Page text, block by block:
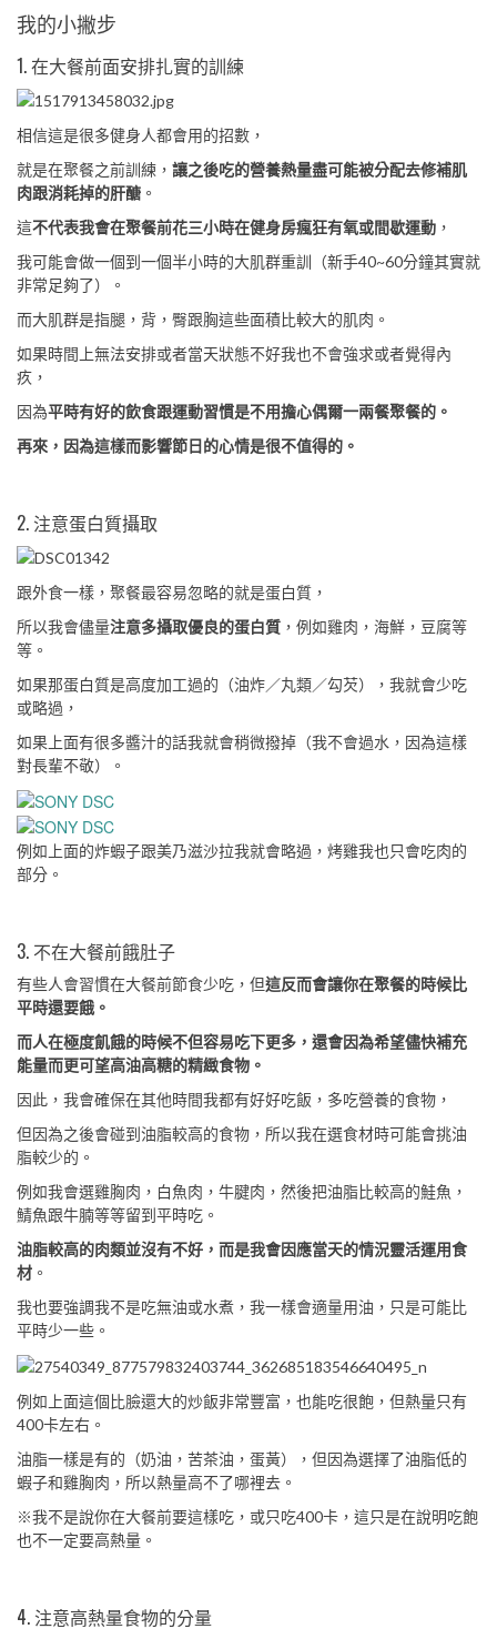
我的小撇步
1. 在大餐前面安排扎實的訓練
相信這是很多健身人都會用的招數，
就是在聚餐之前訓練， 讓之後吃的營養熱量盡可能被分配去修補肌
肉跟消耗掉的肝醣 。
這不代表我會在聚餐前花三小時在健身房瘋狂有氧或間歇運動 ，
我可能會做一個到一個半小時的大肌群重訓（新手40~60分鐘其實就
非常足夠了）。
而大肌群是指腿，背，臀跟胸這些面積比較大的肌肉。
如果時間上無法安排或者當天狀態不好我也不會強求或者覺得內
疚，
因為平時有好的飲食跟運動習慣是不用擔心偶爾一兩餐聚餐的。
再來，因為這樣而影響節日的心情是很不值得的。
2. 注意蛋白質攝取
跟外食一樣，聚餐最容易忽略的就是蛋白質，
所以我會儘量注意多攝取優良的蛋白質 ，例如雞肉，海鮮，豆腐等
等。
如果那蛋白質是高度加工過的（油炸／丸類／勾芡），我就會少吃
或略過，
如果上面有很多醬汁的話我就會稍微撥掉（我不會過水，因為這樣
對長輩不敬）。
例如上面的炸蝦子跟美乃滋沙拉我就會略過，烤雞我也只會吃肉的
部分。
3. 不在大餐前餓肚子
有些人會習慣在大餐前節食少吃，但這反而會讓你在聚餐的時候比
平時還要餓。
而人在極度飢餓的時候不但容易吃下更多，還會因為希望儘快補充
能量而更可望高油高糖的精緻食物。
因此，我會確保在其他時間我都有好好吃飯，多吃營養的食物，
但因為之後會碰到油脂較高的食物，所以我在選食材時可能會挑油
脂較少的。
例如我會選雞胸肉，白魚肉，牛腱肉，然後把油脂比較高的鮭魚，
鯖魚跟牛腩等等留到平時吃。
油脂較高的肉類並沒有不好，而是我會因應當天的情況靈活運用食
材 。
我也要強調我不是吃無油或水煮，我一樣會適量用油，只是可能比
平時少一些。
例如上面這個比臉還大的炒飯非常豐富，也能吃很飽，但熱量只有
400卡左右。
油脂一樣是有的（奶油，苦茶油，蛋黃），但因為選擇了油脂低的
蝦子和雞胸肉，所以熱量高不了哪裡去。
※我不是說你在大餐前要這樣吃，或只吃400卡，這只是在說明吃飽
也不一定要高熱量。
4. 注意高熱量食物的分量